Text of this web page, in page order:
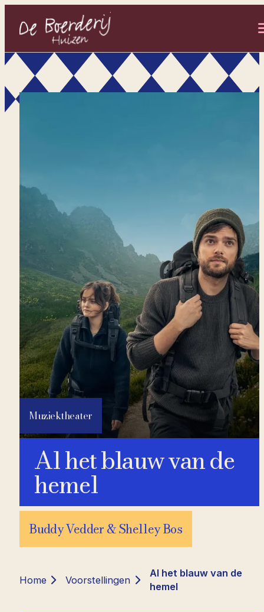
- Home pagina
Muziektheater
Al het blauw van de
hemel
Buddy Vedder & Shelley Bos
Home Voorstellingen
Al het blauw van de
hemel